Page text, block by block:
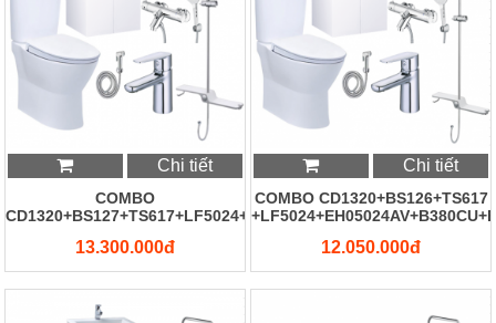
Chi tiết
COMBO
CD1320+BS127+TS617+LF5024+EH15024AV+B380CU+BS304CW
13.300.000đ
Chi tiết
COMBO CD1320+BS126+TS617
12.050.000đ